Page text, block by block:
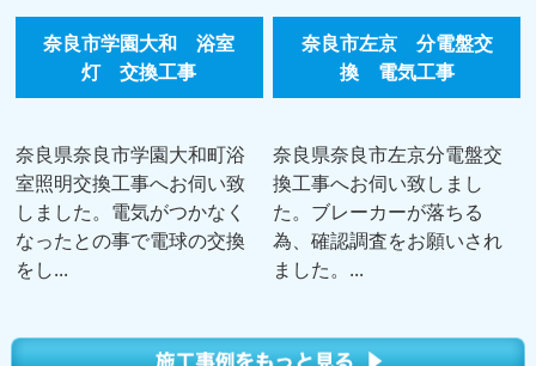
奈良市学園大和 浴室
灯 交換工事
奈良県奈良市学園大和町浴
室照明交換工事へお伺い致
しました。電気がつかなく
なったとの事で電球の交換
をし...
奈良市左京 分電盤交
換 電気工事
奈良県奈良市左京分電盤交
換工事へお伺い致しまし
た。ブレーカーが落ちる
為、確認調査をお願いされ
ました。...